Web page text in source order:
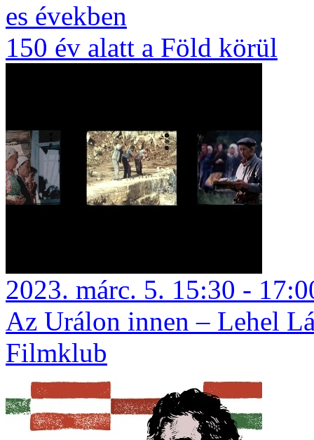
es években
150 év alatt a Föld körül
2023. márc. 5. 15:30 -
Az Urálon innen – Lehel
Filmklub